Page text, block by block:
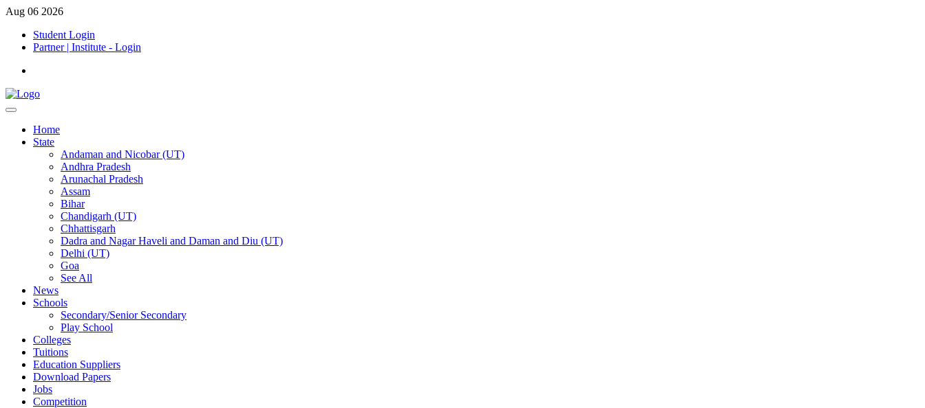
Aug 06 2026
Student Login
Partner | Institute - Login
Home
State
Andaman and Nicobar (UT)
Andhra Pradesh
Arunachal Pradesh
Assam
Bihar
Chandigarh (UT)
Chhattisgarh
Dadra and Nagar Haveli and Daman and Diu (UT)
Delhi (UT)
Goa
See All
News
Schools
Secondary/Senior Secondary
Play School
Colleges
Tuitions
Education Suppliers
Download Papers
Jobs
Competition